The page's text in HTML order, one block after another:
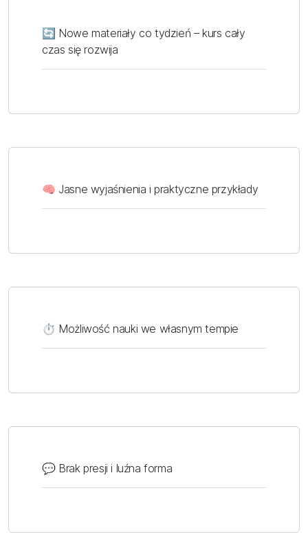
🔄 Nowe materiały co tydzień – kurs cały
czas się rozwija
🧠 Jasne wyjaśnienia i praktyczne przykłady
⏱️ Możliwość nauki we własnym tempie
💬 Brak presji i luźna forma